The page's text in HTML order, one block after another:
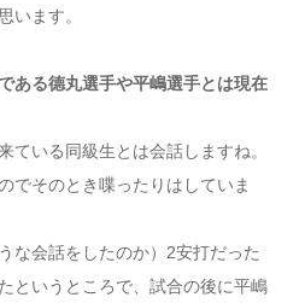
います。
ある德丸選手や平嶋選手とは現在
ている同級生とは会話しますね。
でそのとき喋ったりはしていま
な会話をしたのか）2安打だった
というところで、試合の後に平嶋